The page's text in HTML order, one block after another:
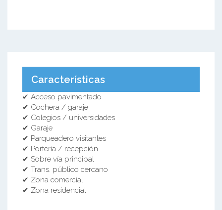
Características
✔ Acceso pavimentado
✔ Cochera / garaje
✔ Colegios / universidades
✔ Garaje
✔ Parqueadero visitantes
✔ Portería / recepción
✔ Sobre vía principal
✔ Trans. público cercano
✔ Zona comercial
✔ Zona residencial